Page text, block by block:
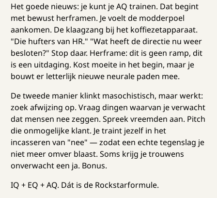
Het goede nieuws: je kunt je AQ trainen. Dat begint
met bewust herframen. Je voelt de modderpoel
aankomen. De klaagzang bij het koffiezetapparaat.
"Die hufters van HR." "Wat heeft de directie nu weer
besloten?" Stop daar. Herframe: dit is geen ramp, dit
is een uitdaging. Kost moeite in het begin, maar je
bouwt er letterlijk nieuwe neurale paden mee.
De tweede manier klinkt masochistisch, maar werkt:
zoek afwijzing op. Vraag dingen waarvan je verwacht
dat mensen nee zeggen. Spreek vreemden aan. Pitch
die onmogelijke klant. Je traint jezelf in het
incasseren van "nee" — zodat een echte tegenslag je
niet meer omver blaast. Soms krijg je trouwens
onverwacht een ja. Bonus.
IQ + EQ + AQ. Dát is de Rockstarformule.